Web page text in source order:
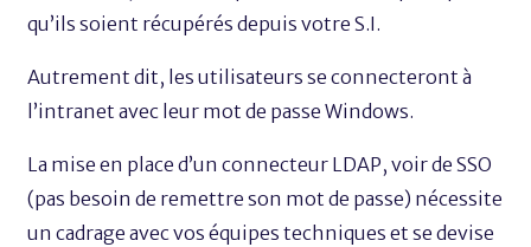
qu’ils soient récupérés depuis votre S.I.
Autrement dit, les utilisateurs se connecteront à
l’intranet avec leur mot de passe Windows.
La mise en place d’un connecteur LDAP, voir de SSO
(pas besoin de remettre son mot de passe) nécessite
un cadrage avec vos équipes techniques et se devise